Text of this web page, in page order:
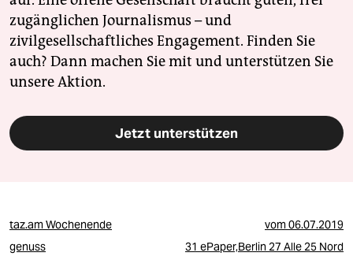
zugänglichen Journalismus – und
zivilgesellschaftliches Engagement. Finden Sie
auch? Dann machen Sie mit und unterstützen Sie
unsere Aktion.
Jetzt unterstützen
taz.am Wochenende vom06.07.2019
genuss
31 ePaper,Berlin 27 Alle 25 Nord